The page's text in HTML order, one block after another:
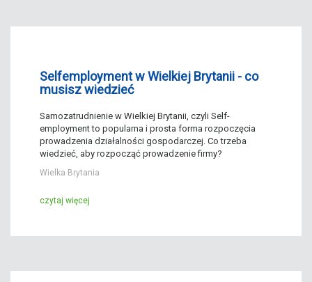
Selfemployment w Wielkiej Brytanii - co
musisz wiedzieć
Samozatrudnienie w Wielkiej Brytanii, czyli Self-
employment to popularna i prosta forma rozpoczęcia
prowadzenia działalności gospodarczej. Co trzeba
wiedzieć, aby rozpocząć prowadzenie firmy?
Wielka Brytania
czytaj więcej